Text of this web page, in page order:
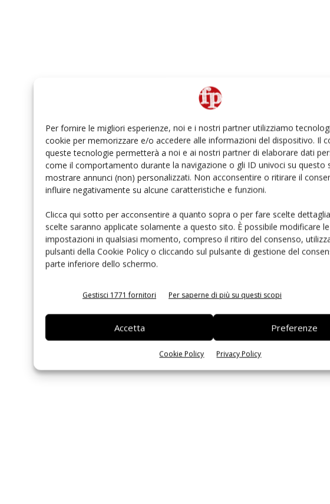
Per fornire le migliori esperienze, noi e i nostri partner utilizziamo
cookie per memorizzare e/o accedere alle informazioni del dispositivo. Il
queste tecnologie permetterà a noi e ai nostri partner di elaborare dati
come il comportamento durante la navigazione o gli ID univoci su questo
mostrare annunci (non) personalizzati. Non acconsentire o ritirare il
influire negativamente su alcune caratteristiche e funzioni.
Clicca qui sotto per acconsentire a quanto sopra o per fare scelte
scelte saranno applicate solamente a questo sito. È possibile modificare le
impostazioni in qualsiasi momento, compreso il ritiro del consenso,
pulsanti della Cookie Policy o cliccando sul pulsante di gestione del
parte inferiore dello schermo.
Gestisci 1771 fornitori Per saperne di più su questi scopi
Accetta Preferenze
Cookie Policy Privacy Policy